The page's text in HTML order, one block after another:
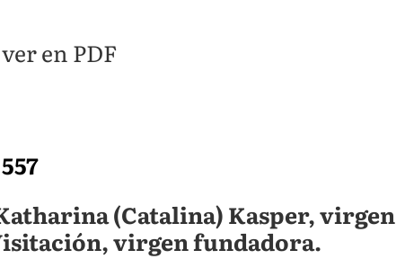
en PDF
(Catalina) Kasper, virgen
virgen fundadora.